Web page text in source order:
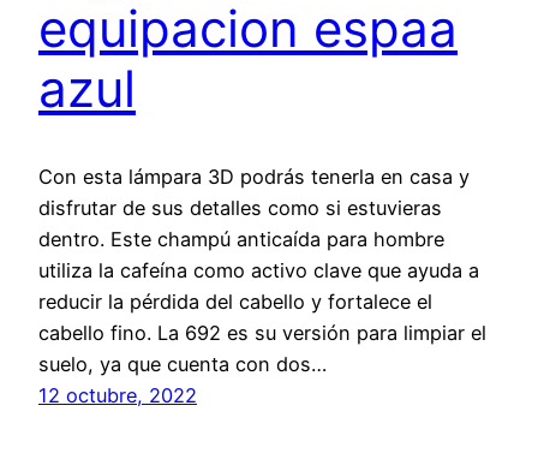
equipacion espaa
azul
Con esta lámpara 3D podrás tenerla en casa y
disfrutar de sus detalles como si estuvieras
dentro. Este champú anticaída para hombre
utiliza la cafeína como activo clave que ayuda a
reducir la pérdida del cabello y fortalece el
cabello fino. La 692 es su versión para limpiar el
suelo, ya que cuenta con dos…
12 octubre, 2022